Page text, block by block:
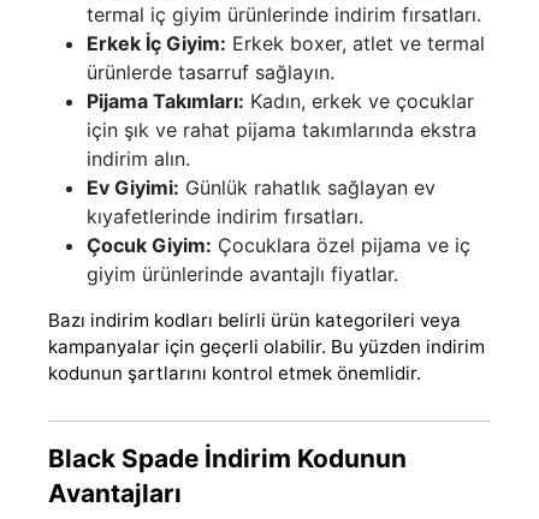
termal iç giyim ürünlerinde indirim fırsatları.
Erkek İç Giyim: Erkek boxer, atlet ve termal
ürünlerde tasarruf sağlayın.
Pijama Takımları: Kadın, erkek ve çocuklar
için şık ve rahat pijama takımlarında ekstra
indirim alın.
Ev Giyimi: Günlük rahatlık sağlayan ev
kıyafetlerinde indirim fırsatları.
Çocuk Giyim: Çocuklara özel pijama ve iç
giyim ürünlerinde avantajlı fiyatlar.
Bazı indirim kodları belirli ürün kategorileri veya
kampanyalar için geçerli olabilir. Bu yüzden indirim
kodunun şartlarını kontrol etmek önemlidir.
Black Spade İndirim Kodunun
Avantajları